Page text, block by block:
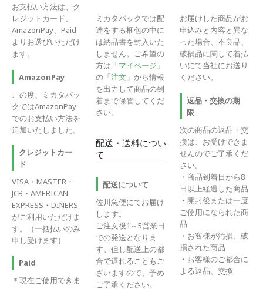
お支払い方法は、ク
レジットカード、
AmazonPay、Paid
よりお選びいただけ
ます。
AmazonPay
この度、ミカタパッ
クではAmazonPay
でのお支払い方法を
追加いたしました。
クレジットカー
ド
VISA・MASTER・
JCB・AMERICAN
EXPRESS・DINERS
がご利用いただけま
す。（一括払いのみ
申し受けます）
Paid
＊現在ご使用できま
ミカタパックでは配
達をする梱包の中に
は納品書を封入いた
しません。ご希望の
方は「マイページ 」
の「注文 」から情報
を出力して商品の到
着まで保管してくだ
さい。
配送・送料につい
て
配送について
佐川急便にてお届け
します。
ご注文後1～5営業日
での発送となりま
す。但し配送上の都
合で遅れることもご
ざいますので、予め
ご了承ください。
お届けした商品がお
申込みと内容と異な
った場合、不良品、
破損品に関して着払
いにて当社にお送り
ください。
返品・交換の期
限
次の商品の返品・交
換は、お受けできま
せんのでご了承くだ
さい。
・商品到着日から8
日以上経過した商品
・開封後または一度
ご使用になられた商
品
・お客様が汚損、破
損された商品
・お客様のご都合に
よる返品、交換